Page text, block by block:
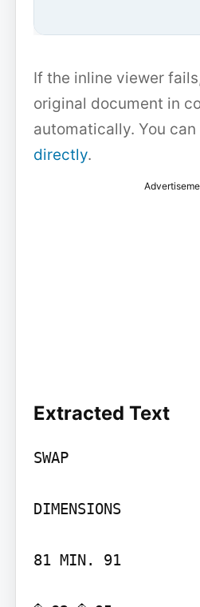
If the inline viewer
original document in
automatically. You can
directly.
Extracted Text
SWAP
DIMENSIONS
81 MIN. 91